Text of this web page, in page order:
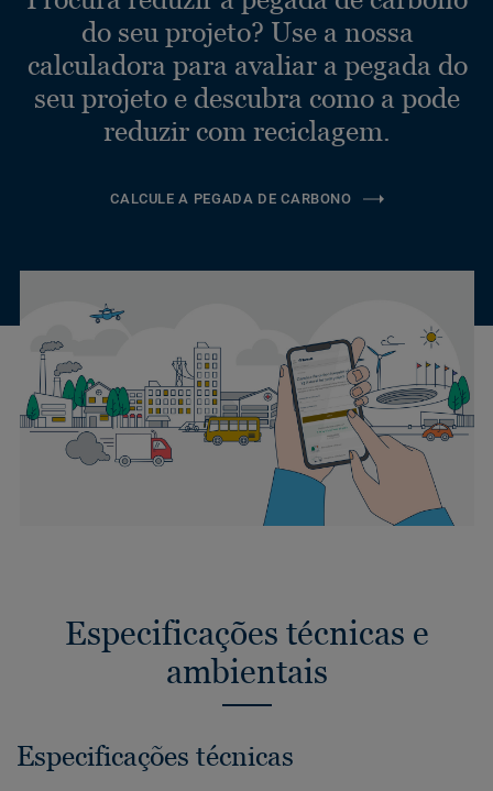
do seu projeto? Use a nossa
calculadora para avaliar a pegada do
seu projeto e descubra como a pode
reduzir com reciclagem.
CALCULE A PEGADA DE CARBONO
Especificações técnicas e
ambientais
Especificações técnicas